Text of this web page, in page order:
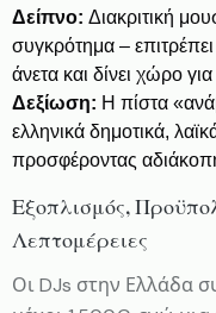
Δείπνο: Διακριτική
συγκρότημα –
άνετα και δίνει χώρο
Δεξίωση: Η πίστα
ελληνικά δημοτικά,
προσφέροντας
Εξοπλισμός,
Λεπτομέρειες
Οι DJs στην Ελλάδα